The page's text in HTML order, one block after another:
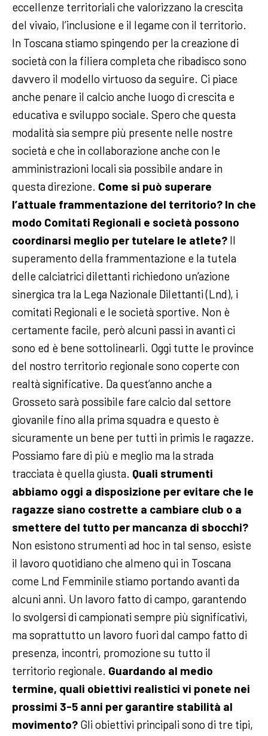
eccellenze territoriali che valorizzano la crescita
del vivaio, l’inclusione e il legame con il territorio.
In Toscana stiamo spingendo per la creazione di
società con la filiera completa che ribadisco sono
davvero il modello virtuoso da seguire. Ci piace
anche penare il calcio anche luogo di crescita e
educativa e sviluppo sociale. Spero che questa
modalità sia sempre più presente nelle nostre
società e che in collaborazione anche con le
amministrazioni locali sia possibile andare in
questa direzione. Come si può superare
l’attuale frammentazione del territorio? In che
modo Comitati Regionali e società possono
coordinarsi meglio per tutelare le atlete? Il
superamento della frammentazione e la tutela
delle calciatrici dilettanti richiedono un’azione
sinergica tra la Lega Nazionale Dilettanti (Lnd), i
comitati Regionali e le società sportive. Non è
certamente facile, però alcuni passi in avanti ci
sono ed è bene sottolinearli. Oggi tutte le province
del nostro territorio regionale sono coperte con
realtà significative. Da quest’anno anche a
Grosseto sarà possibile fare calcio dal settore
giovanile fino alla prima squadra e questo è
sicuramente un bene per tutti in primis le ragazze.
Possiamo fare di più e meglio ma la strada
tracciata è quella giusta. Quali strumenti
abbiamo oggi a disposizione per evitare che le
ragazze siano costrette a cambiare club o a
smettere del tutto per mancanza di sbocchi?
Non esistono strumenti ad hoc in tal senso, esiste
il lavoro quotidiano che almeno qui in Toscana
come Lnd Femminile stiamo portando avanti da
alcuni anni. Un lavoro fatto di campo, garantendo
lo svolgersi di campionati sempre più significativi,
ma soprattutto un lavoro fuori dal campo fatto di
presenza, incontri, promozione su tutto il
territorio regionale. Guardando al medio
termine, quali obiettivi realistici vi ponete nei
prossimi 3-5 anni per garantire stabilità al
movimento? Gli obiettivi principali sono di tre tipi,